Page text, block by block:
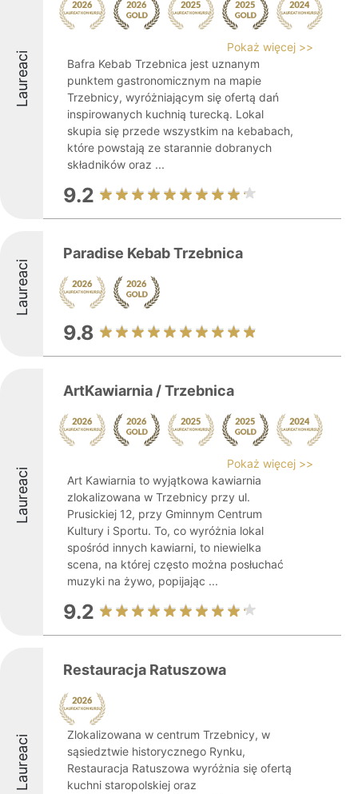
Laureaci
Pokaż więcej >>
Bafra Kebab Trzebnica jest uznanym
punktem gastronomicznym na mapie
Trzebnicy, wyróżniającym się ofertą dań
inspirowanych kuchnią turecką. Lokal
skupia się przede wszystkim na kebabach,
które powstają ze starannie dobranych
składników oraz ...
9.2
Laureaci
Paradise Kebab Trzebnica
9.8
Laureaci
ArtKawiarnia / Trzebnica
Pokaż więcej >>
Art Kawiarnia to wyjątkowa kawiarnia
zlokalizowana w Trzebnicy przy ul.
Prusickiej 12, przy Gminnym Centrum
Kultury i Sportu. To, co wyróżnia lokal
spośród innych kawiarni, to niewielka
scena, na której często można posłuchać
muzyki na żywo, popijając ...
9.2
Laureaci
Restauracja Ratuszowa
Zlokalizowana w centrum Trzebnicy, w
sąsiedztwie historycznego Rynku,
Restauracja Ratuszowa wyróżnia się ofertą
kuchni staropolskiej oraz